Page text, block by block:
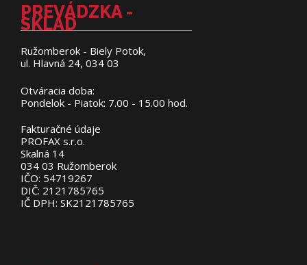
PREVÁDZKA -
SKLAD
Ružomberok - Biely Potok,
ul. Hlavná 24, 034 03
Otváracia doba:
Pondelok - Piatok: 7.00 - 15.00 hod.
Fakturačné údaje
PROFAX s.r.o.
Skalná 14
034 03 Ružomberok
IČO: 54719267
DIČ: 2121785765
IČ DPH: SK2121785765